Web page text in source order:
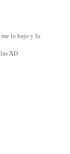
me lo bajo y lo
XD